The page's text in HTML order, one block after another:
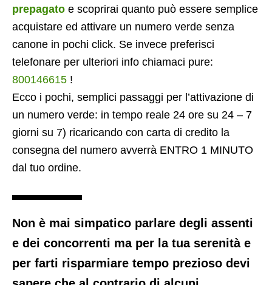
prepagato e scoprirai quanto può essere semplice
acquistare ed attivare un numero verde senza
canone in pochi click. Se invece preferisci
telefonare per ulteriori info chiamaci pure:
800146615 !
Ecco i pochi, semplici passaggi per l’attivazione di
un numero verde: in tempo reale 24 ore su 24 – 7
giorni su 7) ricaricando con carta di credito la
consegna del numero avverrà ENTRO 1 MINUTO
dal tuo ordine.
Non è mai simpatico parlare degli assenti
e dei concorrenti ma per la tua serenità e
per farti risparmiare tempo prezioso devi